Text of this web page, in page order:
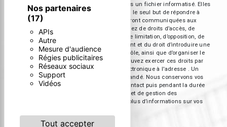
Nos partenaires
(17)
APIs
Autre
Mesure d'audience
Régies publicitaires
Réseaux sociaux
Support
Vidéos
Tout accepter
de vous contacter et sont enregistrées dans un fichier informatisé. Elles
sont destinées à et ses sous-traitants dans le seul but de répondre à
votre message. Les données collectées seront communiquées aux
seuls destinataires suivants: . Vous disposez de droits d’accès, de
rectification, d’effacement, de portabilité, de limitation, d’opposition, de
retrait de votre consentement à tout moment et du droit d’introduire une
réclamation auprès d’une autorité de contrôle, ainsi que d’organiser le
sort de vos données post-mortem. Vous pouvez exercer ces droits par
voie postale à l'adresse ou par courrier électronique à l'adresse . Un
justificatif d'identité pourra vous être demandé. Nous conservons vos
données pendant la période de prise de contact puis pendant la durée
de prescription légale aux fins probatoires et de gestion des
contentieux. Consultez le site cnil.fr pour plus d’informations sur vos